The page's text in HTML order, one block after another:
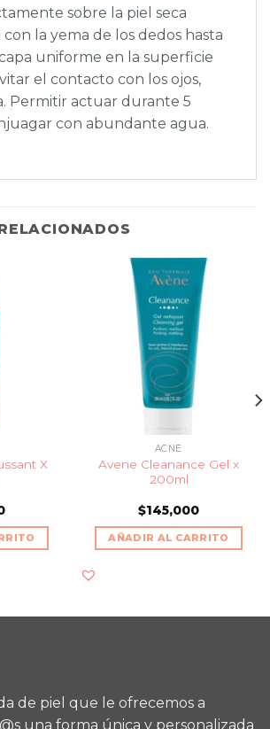
sobre la piel seca
la yema de los dedos hasta
uniforme en la superficie
el contacto con los ojos,
Permitir actuar durante 5
con abundante agua.
X
ACNÉ
Avene Cleanance Gel x
200ml
$145,000
AÑADIR AL CARRITO
de piel que le ofrecemos a
una forma única y personalizada